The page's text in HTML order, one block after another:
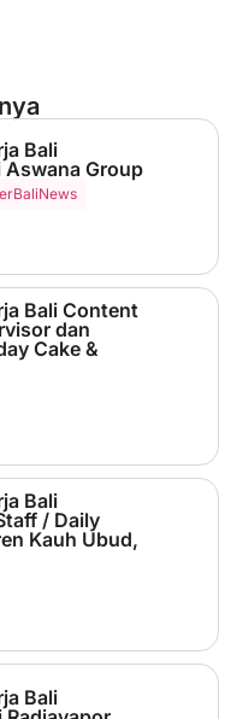
Bali
Group
Bali Content
dan
Cake &
Bali
/ Daily
Kauh Ubud,
Bali